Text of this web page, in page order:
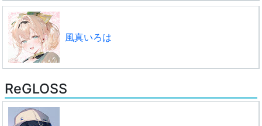
風真いろは
ReGLOSS